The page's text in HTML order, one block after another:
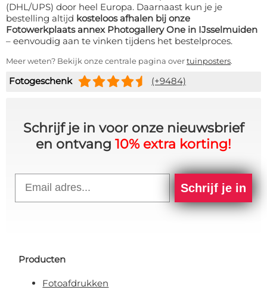
(DHL/UPS) door heel Europa. Daarnaast kun je je
bestelling altijd kosteloos afhalen bij onze
Fotowerkplaats annex Photogallery One in IJsselmuiden
– eenvoudig aan te vinken tijdens het bestelproces.
Meer weten? Bekijk onze centrale pagina overtuinposters.
Fotogeschenk (+9484)
Schrijf je in voor onze nieuwsbrief
en ontvang 10% extra korting!
Schrijf je in
Producten
Fotoafdrukken